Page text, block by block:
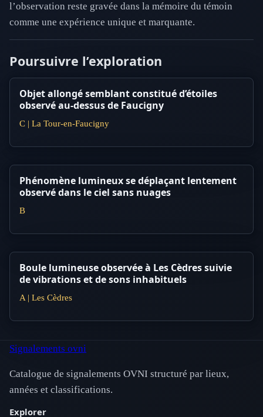
l’observation reste gravée dans la mémoire du témoin
comme une expérience unique et marquante.
Poursuivre l’exploration
Objet allongé semblant constitué d’étoiles
observé au-dessus de Faucigny
C | La Tour-en-Faucigny
Phénomène lumineux se déplaçant lentement
observé dans le ciel sans nuages
B
Boule lumineuse observée à Les Cèdres suivie
de vibrations et de sons inhabituels
A | Les Cèdres
Signalements ovni
Catalogue de signalements OVNI structuré par lieux,
années et classifications.
Explorer